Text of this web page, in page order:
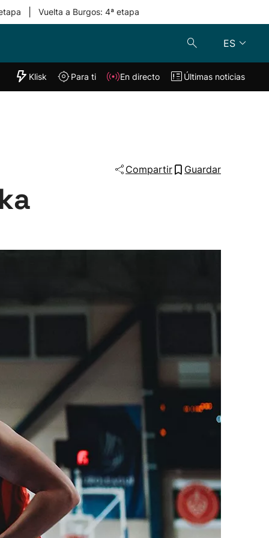
Vuelta a Burgos: 4ª etapa
ES
"Helmuga"
Klisk En directo
Klisk Para ti En directo Últimas noticias
Compartir Guardar